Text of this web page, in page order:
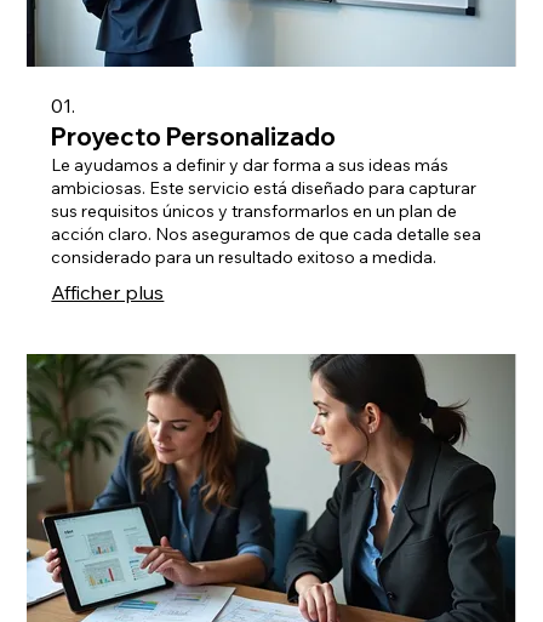
01.
Proyecto Personalizado
Le ayudamos a definir y dar forma a sus ideas más
ambiciosas. Este servicio está diseñado para capturar
sus requisitos únicos y transformarlos en un plan de
acción claro. Nos aseguramos de que cada detalle sea
considerado para un resultado exitoso a medida.
Afficher plus